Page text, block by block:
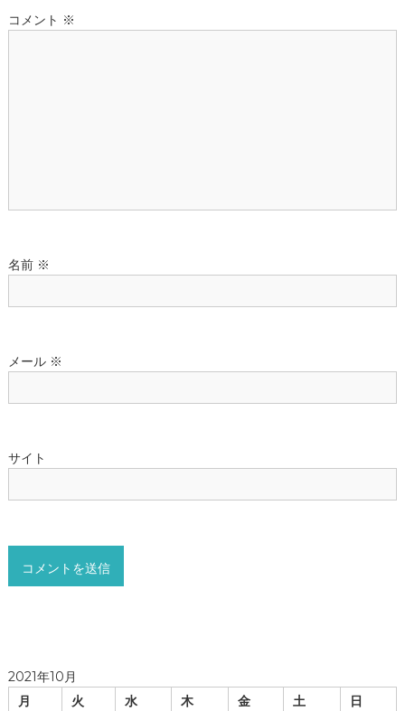
シ
コメント ※
名前 ※
メール ※
サイト
2021年10月
月
火 水 木 金 土
日